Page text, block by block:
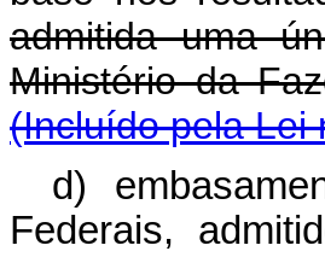
admitida uma
Ministério da
(Incluído pela Lei
d)
Federais,